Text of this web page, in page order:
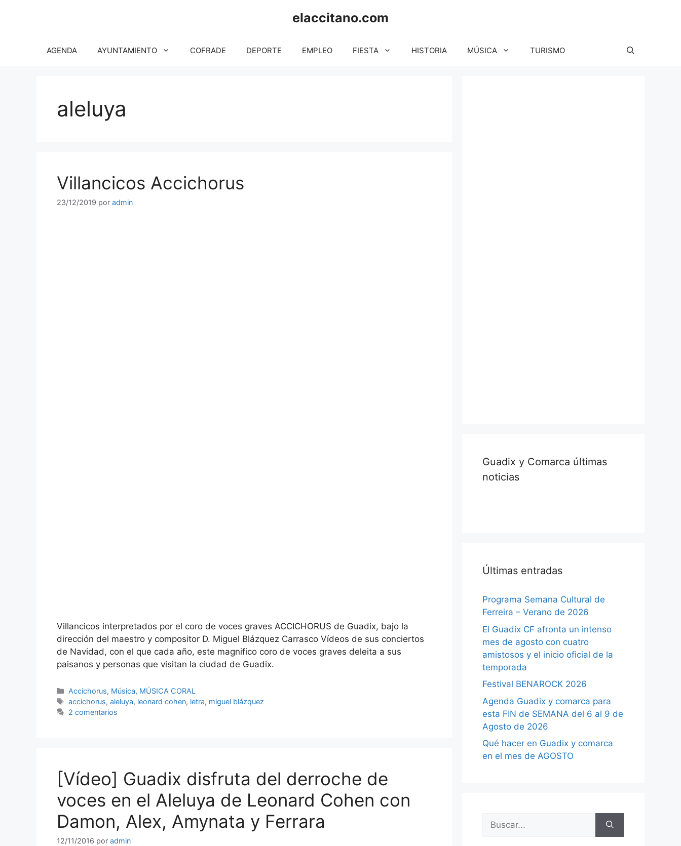
elaccitano.com
AGENDA AYUNTAMIENTO COFRADE DEPORTE EMPLEO FIESTA HISTORIA MÚSICA TURISMO
aleluya
Villancicos Accichorus
23/12/2019 por admin
Villancicos interpretados por el coro de voces graves ACCICHORUS de Guadix, bajo la
dirección del maestro y compositor D. Miguel Blázquez Carrasco Vídeos de sus conciertos
de Navidad, con el que cada año, este magnifico coro de voces graves deleita a sus
paisanos y personas que visitan la ciudad de Guadix.
Categorías
Accichorus, Música, MÚSICA CORAL
Etiquetas
accichorus,aleluya, leonard cohen, letra, miguel blázquez
2 comentarios
[Vídeo] Guadix disfruta del derroche de
voces en el Aleluya de Leonard Cohen con
Damon, Alex, Amynata y Ferrara
12/11/2016 por admin
Guadix y Comarca últimas
noticias
Últimas entradas
Programa Semana Cultural de
Ferreira – Verano de 2026
El Guadix CF afronta un intenso
mes de agosto con cuatro
amistosos y el inicio oficial de la
temporada
Festival BENAROCK 2026
Agenda Guadix y comarca para
esta FIN de SEMANA del 6 al 9 de
Agosto de 2026
Qué hacer en Guadix y comarca
en el mes de AGOSTO
Buscar: